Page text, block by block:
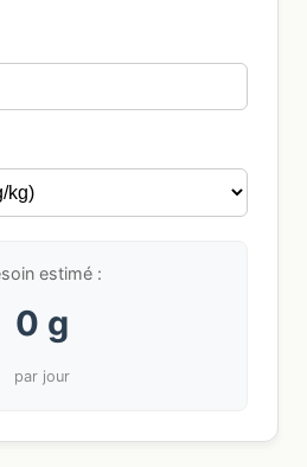
estimé :
0 g
par jour